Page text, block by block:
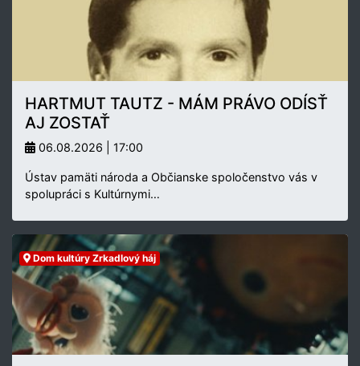
HARTMUT TAUTZ - MÁM PRÁVO ODÍSŤ
AJ ZOSTAŤ
06.08.2026 | 17:00
Ústav pamäti národa a Občianske spoločenstvo vás v
spolupráci s Kultúrnymi…
Dom kultúry Zrkadlový háj